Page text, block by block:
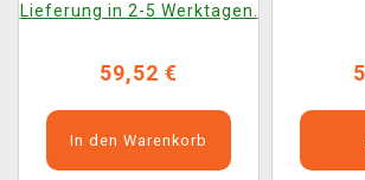
Lieferung in 2-5 Werktagen.
59,52 €
In den Warenkorb